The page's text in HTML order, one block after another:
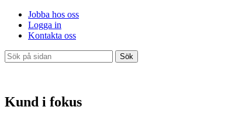
Jobba hos oss
Logga in
Kontakta oss
Sök
Kund i fokus